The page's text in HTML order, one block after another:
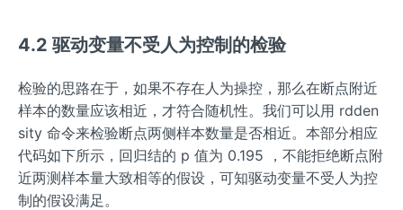
4.2 驱动变量不受人为控制的检验
检验的思路在于，如果不存在人为操控，那么在断点附近
样本的数量应该相近，才符合随机性。我们可以用 rdden
sity 命令来检验断点两侧样本数量是否相近。本部分相应
代码如下所示，回归结的 p 值为 0.195 ，不能拒绝断点附
近两测样本量大致相等的假设，可知驱动变量不受人为控
制的假设满足。